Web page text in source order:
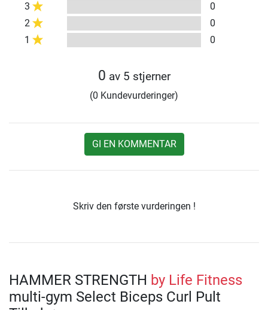
3
0
2
0
1
0
0 av 5 stjerner
(0 Kundevurderinger)
GI EN KOMMENTAR
Skriv den første vurderingen !
HAMMER STRENGTH by Life Fitness
multi-gym Select Biceps Curl Pult